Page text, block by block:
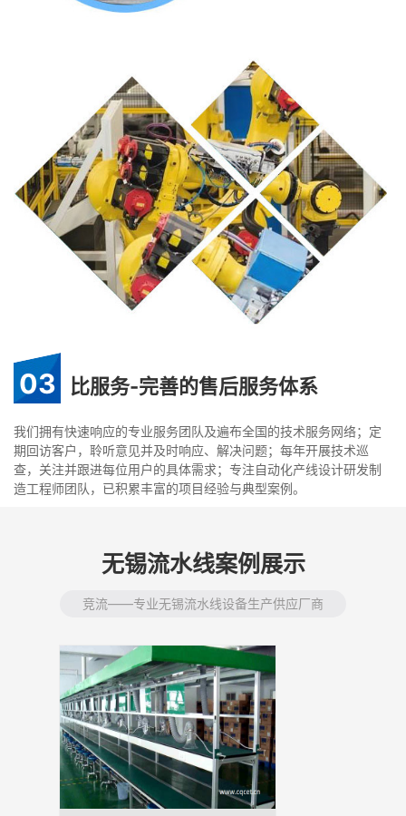
03 比服务-完善的售后服务体系
我们拥有快速响应的专业服务团队及遍布全国的技术服务网络；定
期回访客户，聆听意见并及时响应、解决问题；每年开展技术巡
查，关注并跟进每位用户的具体需求；专注自动化产线设计研发制
造工程师团队，已积累丰富的项目经验与典型案例。
无锡流水线案例展示
竞流——专业无锡流水线设备生产供应厂商